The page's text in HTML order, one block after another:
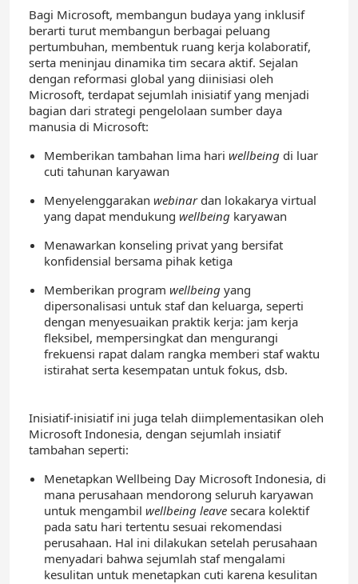
Bagi Microsoft, membangun budaya yang inklusif
berarti turut membangun berbagai peluang
pertumbuhan, membentuk ruang kerja kolaboratif,
serta meninjau dinamika tim secara aktif. Sejalan
dengan reformasi global yang diinisiasi oleh
Microsoft, terdapat sejumlah inisiatif yang menjadi
bagian dari strategi pengelolaan sumber daya
manusia di Microsoft:
Memberikan tambahan lima hari wellbeing di luar
cuti tahunan karyawan
Menyelenggarakan webinar dan lokakarya virtual
yang dapat mendukung wellbeing karyawan
Menawarkan konseling privat yang bersifat
konfidensial bersama pihak ketiga
Memberikan program wellbeing yang
dipersonalisasi untuk staf dan keluarga, seperti
dengan menyesuaikan praktik kerja: jam kerja
fleksibel, mempersingkat dan mengurangi
frekuensi rapat dalam rangka memberi staf waktu
istirahat serta kesempatan untuk fokus, dsb.
Inisiatif-inisiatif ini juga telah diimplementasikan oleh
Microsoft Indonesia, dengan sejumlah insiatif
tambahan seperti:
Menetapkan Wellbeing Day Microsoft Indonesia, di
mana perusahaan mendorong seluruh karyawan
untuk mengambil wellbeing leave secara kolektif
pada satu hari tertentu sesuai rekomendasi
perusahaan. Hal ini dilakukan setelah perusahaan
menyadari bahwa sejumlah staf mengalami
kesulitan untuk menetapkan cuti karena kesulitan